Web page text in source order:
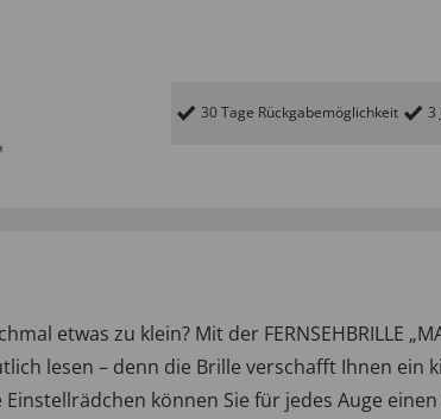
30 Tage Rückgabemöglichkeit 3
etwas zu klein? Mit der FERNSEHBRILLE
lesen – denn die Brille verschafft Ihnen ein
können Sie für jedes Auge